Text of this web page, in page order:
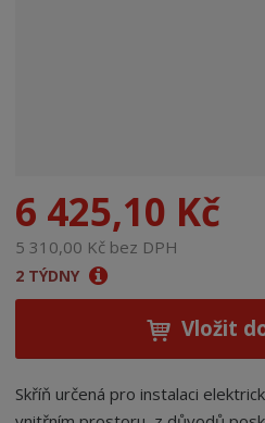
6 425,10 Kč
5 310,00 Kč bez DPH
2 TÝDNY
Vložit
Skříň určená pro instalaci